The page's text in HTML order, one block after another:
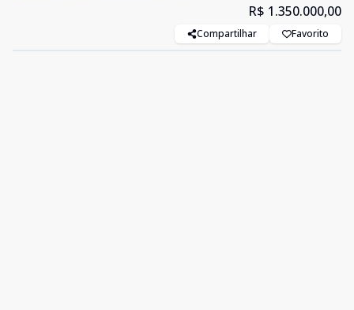
R$ 1.350.000,00
Compartilhar Favorito